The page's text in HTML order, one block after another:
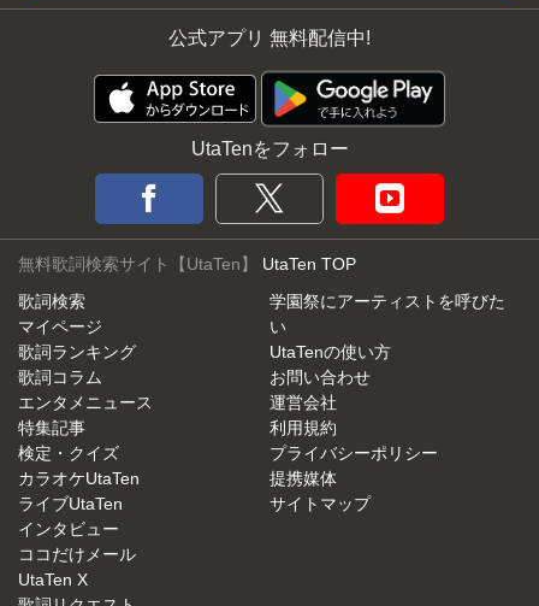
公式アプリ 無料配信中!
UtaTenをフォロー
無料歌詞検索サイト【UtaTen】 UtaTen TOP
歌詞検索
マイページ
歌詞ランキング
歌詞コラム
エンタメニュース
特集記事
検定・クイズ
カラオケUtaTen
ライブUtaTen
インタビュー
ココだけメール
UtaTen X
学園祭にアーティストを呼びた
い
UtaTenの使い方
お問い合わせ
運営会社
利用規約
プライバシーポリシー
提携媒体
サイトマップ